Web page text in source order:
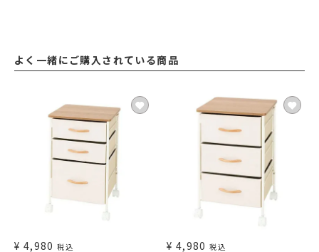
よく一緒にご購入されている商品
¥ 4,980 税込 ¥ 4,980 税込